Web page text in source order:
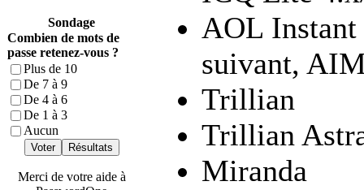
Sondage
Combien de mots de
passe retenez-vous ?
Plus de 10
De 7 à 9
De 4 à 6
De 1 à 3
Aucun
Voter Résultats
Merci de votre aide à
AOL Instant
suivant,
Trillian
Trillian
Miranda